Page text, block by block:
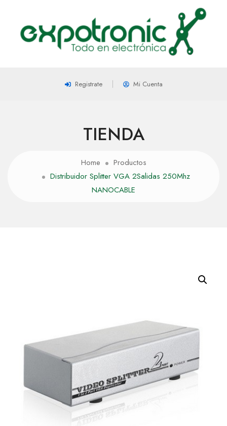
Registrate Mi Cuenta
TIENDA
Home
Productos
Distribuidor Splitter VGA 2Salidas 250Mhz
NANOCABLE